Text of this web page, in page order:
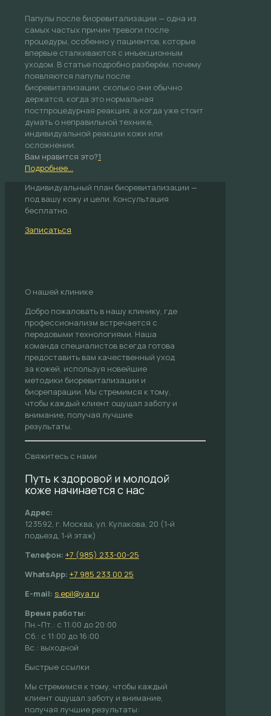
Папулы после биоревитализации — одна из
самых частых причин тревоги после
процедуры, особенно у пациентов, которые
впервые сталкиваются с инъекционным
уходом. В статье подробно разберём, почему
появляются папулы после
биоревитализации, сколько они обычно
держатся, когда это нормальная
постпроцедурная реакция, а когда уже стоит
думать о неправильной технике,
индивидуальной реакции кожи или
осложнении.
Вам нравится это?1
Подробнее...
Индивидуальный план биоревитализации —
под вашу кожу и цели. Консультация
бесплатно.
Записаться
О нашей клинике
Добро пожаловать в нашу клинику, где
профессионализм встречается с
передовыми технологиями. Наша
команда специалистов всегда готова
предоставить вам качественный уход
за кожей, используя новейшие
методики биоревитализации и
биорепарации. Мы стремимся к тому,
чтобы каждый клиент ощущал заботу и
внимание, получая лучшие
результаты.
Свяжитесь с нами
Путь к здоровой и молодой
коже начинается с нас
Адрес:
123592, г. Москва, ул. Кулакова, 20 (1-й
подъезд, 1-й этаж)
Телефон: +7 (985) 233-00-25
WhatsApp: +7 985 233 00 25
E-mail: s.epil@ya.ru
Время работы:
Пн.–Пт.: с 11:00 до 20:00
Сб.: с 11:00 до 16:00
Вс.: выходной
Быстрые ссылки
Мы стремимся к тому, чтобы каждый
клиент ощущал заботу и внимание,
получая лучшие результаты: